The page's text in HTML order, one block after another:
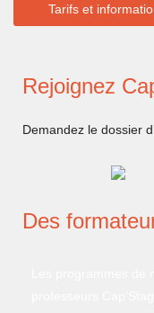
Tarifs et
Rejoignez
Demandez le dossier
Des